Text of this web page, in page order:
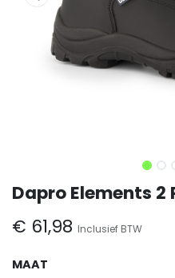
Dapro Elements 2
€ 61,98 Inclusief BTW
MAAT